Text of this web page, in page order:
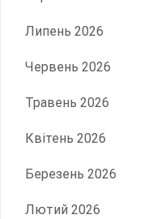
Липень 2026
Червень 2026
Травень 2026
Квітень 2026
Березень 2026
Лютий 2026